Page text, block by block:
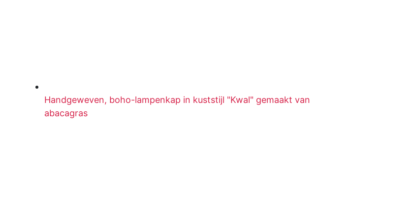
Handgeweven, boho-lampenkap in kuststijl "Kwal" gemaakt van
abacagras